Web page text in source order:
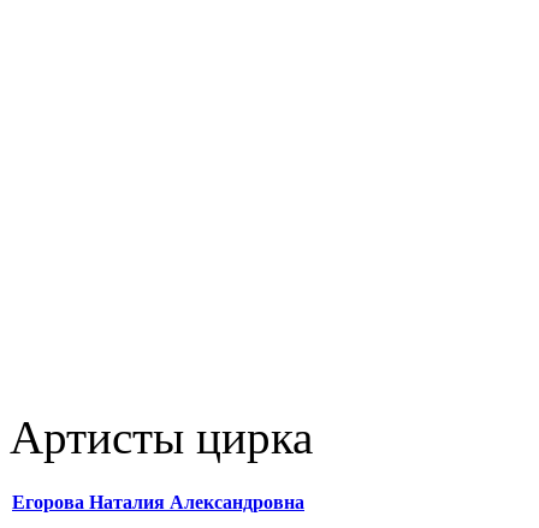
Артисты цирка
Егорова Наталия Александровна